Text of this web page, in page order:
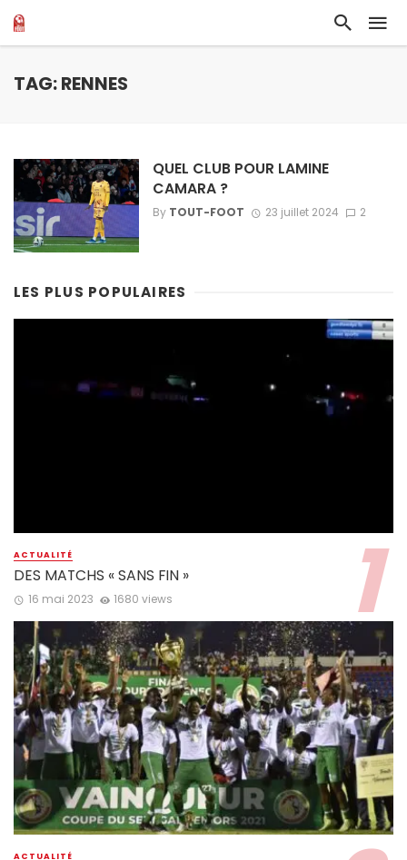
TAG: RENNES
QUEL CLUB POUR LAMINE
CAMARA ?
By TOUT-FOOT 23 juillet 2024 2
LES PLUS POPULAIRES
ACTUALITÉ
DES MATCHS « SANS FIN »
16 mai 2023 1680 views
ACTUALITÉ